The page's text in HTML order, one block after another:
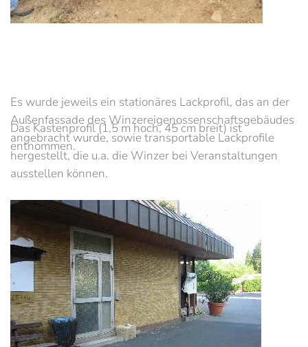
Das Kastenprofil (1,5 m hoch, 45 cm breit) ist
entnommen.
Es wurde jeweils ein stationäres Lackprofil, das an der
Außenfassade des Winzereigenossenschaftsgebäudes
angebracht wurde, sowie transportable Lackprofile
hergestellt, die u.a. die Winzer bei Veranstaltungen
ausstellen können.